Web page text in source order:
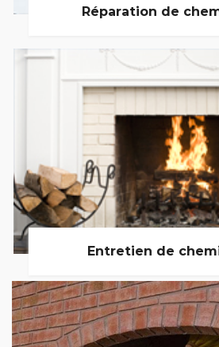
Réparation de
Entretien de